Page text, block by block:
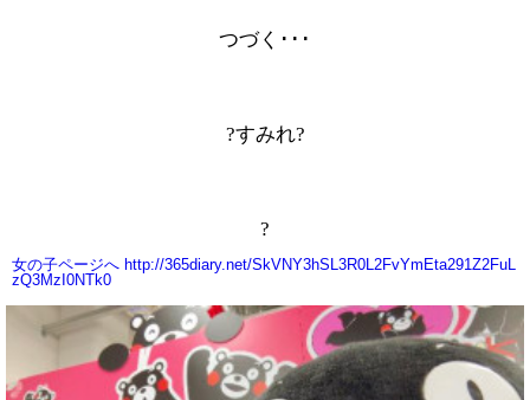
つづく･･･
?すみれ?
?
女の子ページへ http://365diary.net/SkVNY3hSL3R0L2FvYmEta291Z2FuL
zQ3MzI0NTk0